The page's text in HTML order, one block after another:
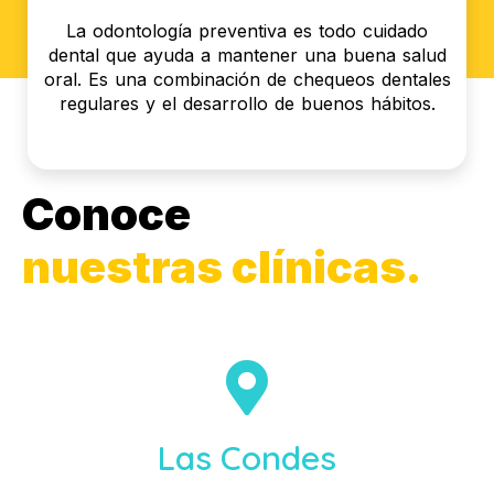
La odontología preventiva es todo cuidado
dental que ayuda a mantener una buena salud
oral. Es una combinación de chequeos dentales
regulares y el desarrollo de buenos hábitos.
Conoce
nuestras clínicas.
Las Condes